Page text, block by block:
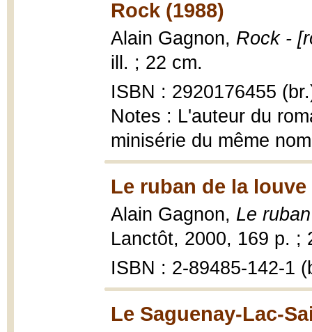
Rock (1988)
Alain Gagnon, Rock -
ill. ; 22 cm.
ISBN : 2920176455
Notes : L'auteur du
minisérie du même
Le ruban de la louve
Alain Gagnon, Le
Lanctôt, 2000, 169 p. ;
ISBN : 2-89485-142-1
Le Saguenay-Lac-